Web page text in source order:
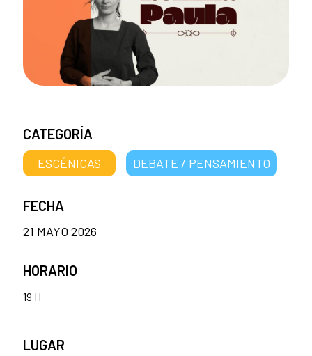
CATEGORÍA
ESCÉNICAS DEBATE / PENSAMIENTO
FECHA
21 MAYO 2026
HORARIO
19 H
LUGAR